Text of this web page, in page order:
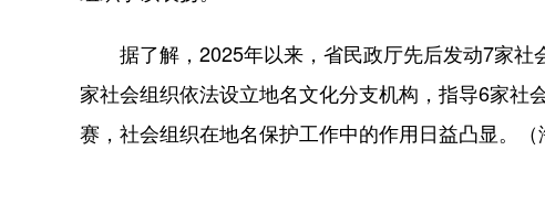
据了解，2025年以来，省民政厅先后发动7家社
家社会组织依法设立地名文化分支机构，指导6家
赛，社会组织在地名保护工作中的作用日益凸显。